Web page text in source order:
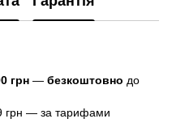
грн — безкоштовно до
грн — за тарифами